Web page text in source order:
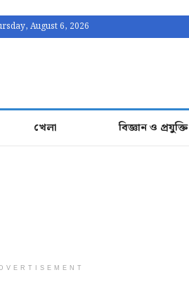
August 6, 2026
খেলা বিজ্ঞান ও প্রযুক্তি